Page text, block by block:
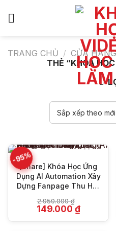
TRANG CHỦ / CỬA HÀNG
THẺ “KHÓA
-95%
[Share] Khóa Học Ứng
Dụng AI Automation Xây
Dựng Fanpage Thu Hút
Hàng Tiềm Năng
2.950.000₫
Giá
gốc
149.000 ₫Giá
hiện